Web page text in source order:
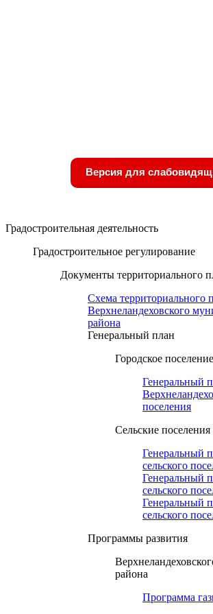
Версия для
Градостроительная деятельность
Градостроительное регулирование
Документы территориального
Схема территориального
Верхнеландеховского
района
Генеральный план
Городское поселение
Генеральный
поселения
Сельские поселения
Генеральный
сельского
Генеральный
сельского
Генеральный
сельского
Программы развития
района
Программа